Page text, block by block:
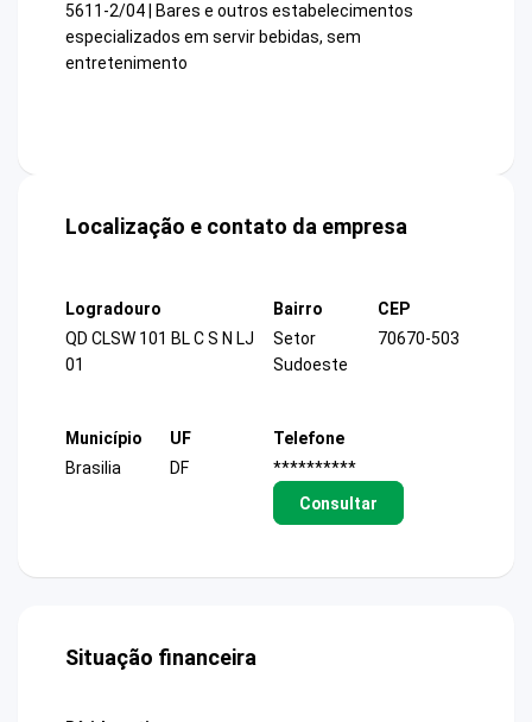
5611-2/04 | Bares e outros estabelecimentos
especializados em servir bebidas, sem
entretenimento
Localização e contato da empresa
Logradouro
QD CLSW 101 BL C S N LJ
01
Bairro
Setor
Sudoeste
CEP
70670-503
Município
Brasilia
UF
DF
Telefone
**********
Consultar
Situação financeira